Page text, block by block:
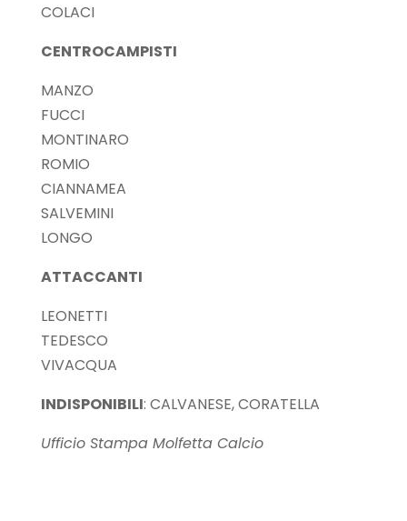
COLACI
CENTROCAMPISTI
MANZO
FUCCI
MONTINARO
ROMIO
CIANNAMEA
SALVEMINI
LONGO
ATTACCANTI
LEONETTI
TEDESCO
VIVACQUA
INDISPONIBILI: CALVANESE, CORATELLA
Ufficio Stampa Molfetta Calcio